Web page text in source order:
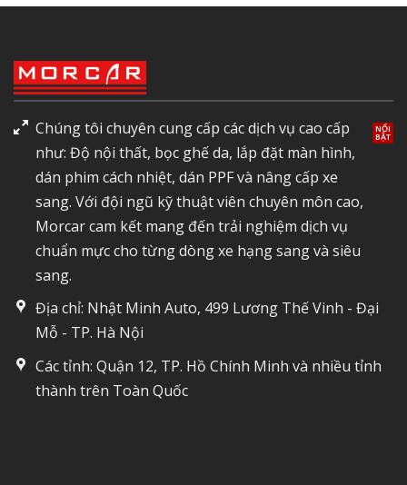
Chúng tôi chuyên cung cấp các dịch vụ cao cấp
như: Độ nội thất, bọc ghế da, lắp đặt màn hình,
dán phim cách nhiệt, dán PPF và nâng cấp xe
sang. Với đội ngũ kỹ thuật viên chuyên môn cao,
Morcar cam kết mang đến trải nghiệm dịch vụ
chuẩn mực cho từng dòng xe hạng sang và siêu
sang.
Địa chỉ: Nhật Minh Auto, 499 Lương Thế Vinh - Đại
Mỗ - TP. Hà Nội
Các tỉnh: Quận 12, TP. Hồ Chính Minh và nhiều tỉnh
thành trên Toàn Quốc